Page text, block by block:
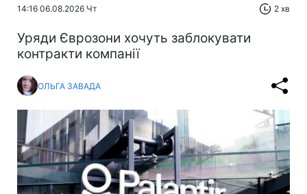
14:16 06.08.2026 Чт 2 хв
Уряди Єврозони хочуть заблокувати
контракти компанії
ОЛЬГА ЗАВАДА